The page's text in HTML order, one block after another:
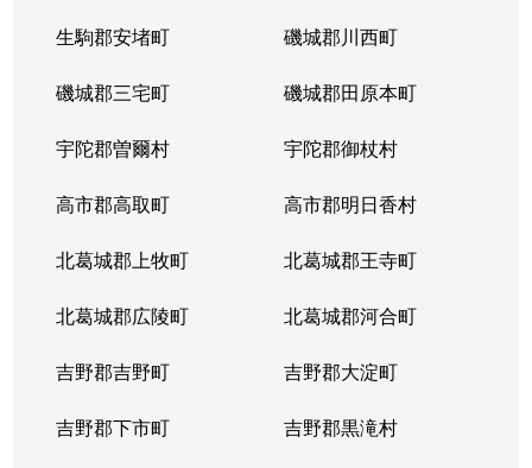
生駒郡安堵町 磯城郡川西町
磯城郡三宅町 磯城郡田原本町
宇陀郡曽爾村 宇陀郡御杖村
高市郡高取町 高市郡明日香村
北葛城郡上牧町 北葛城郡王寺町
北葛城郡広陵町 北葛城郡河合町
吉野郡吉野町 吉野郡大淀町
吉野郡下市町 吉野郡黒滝村